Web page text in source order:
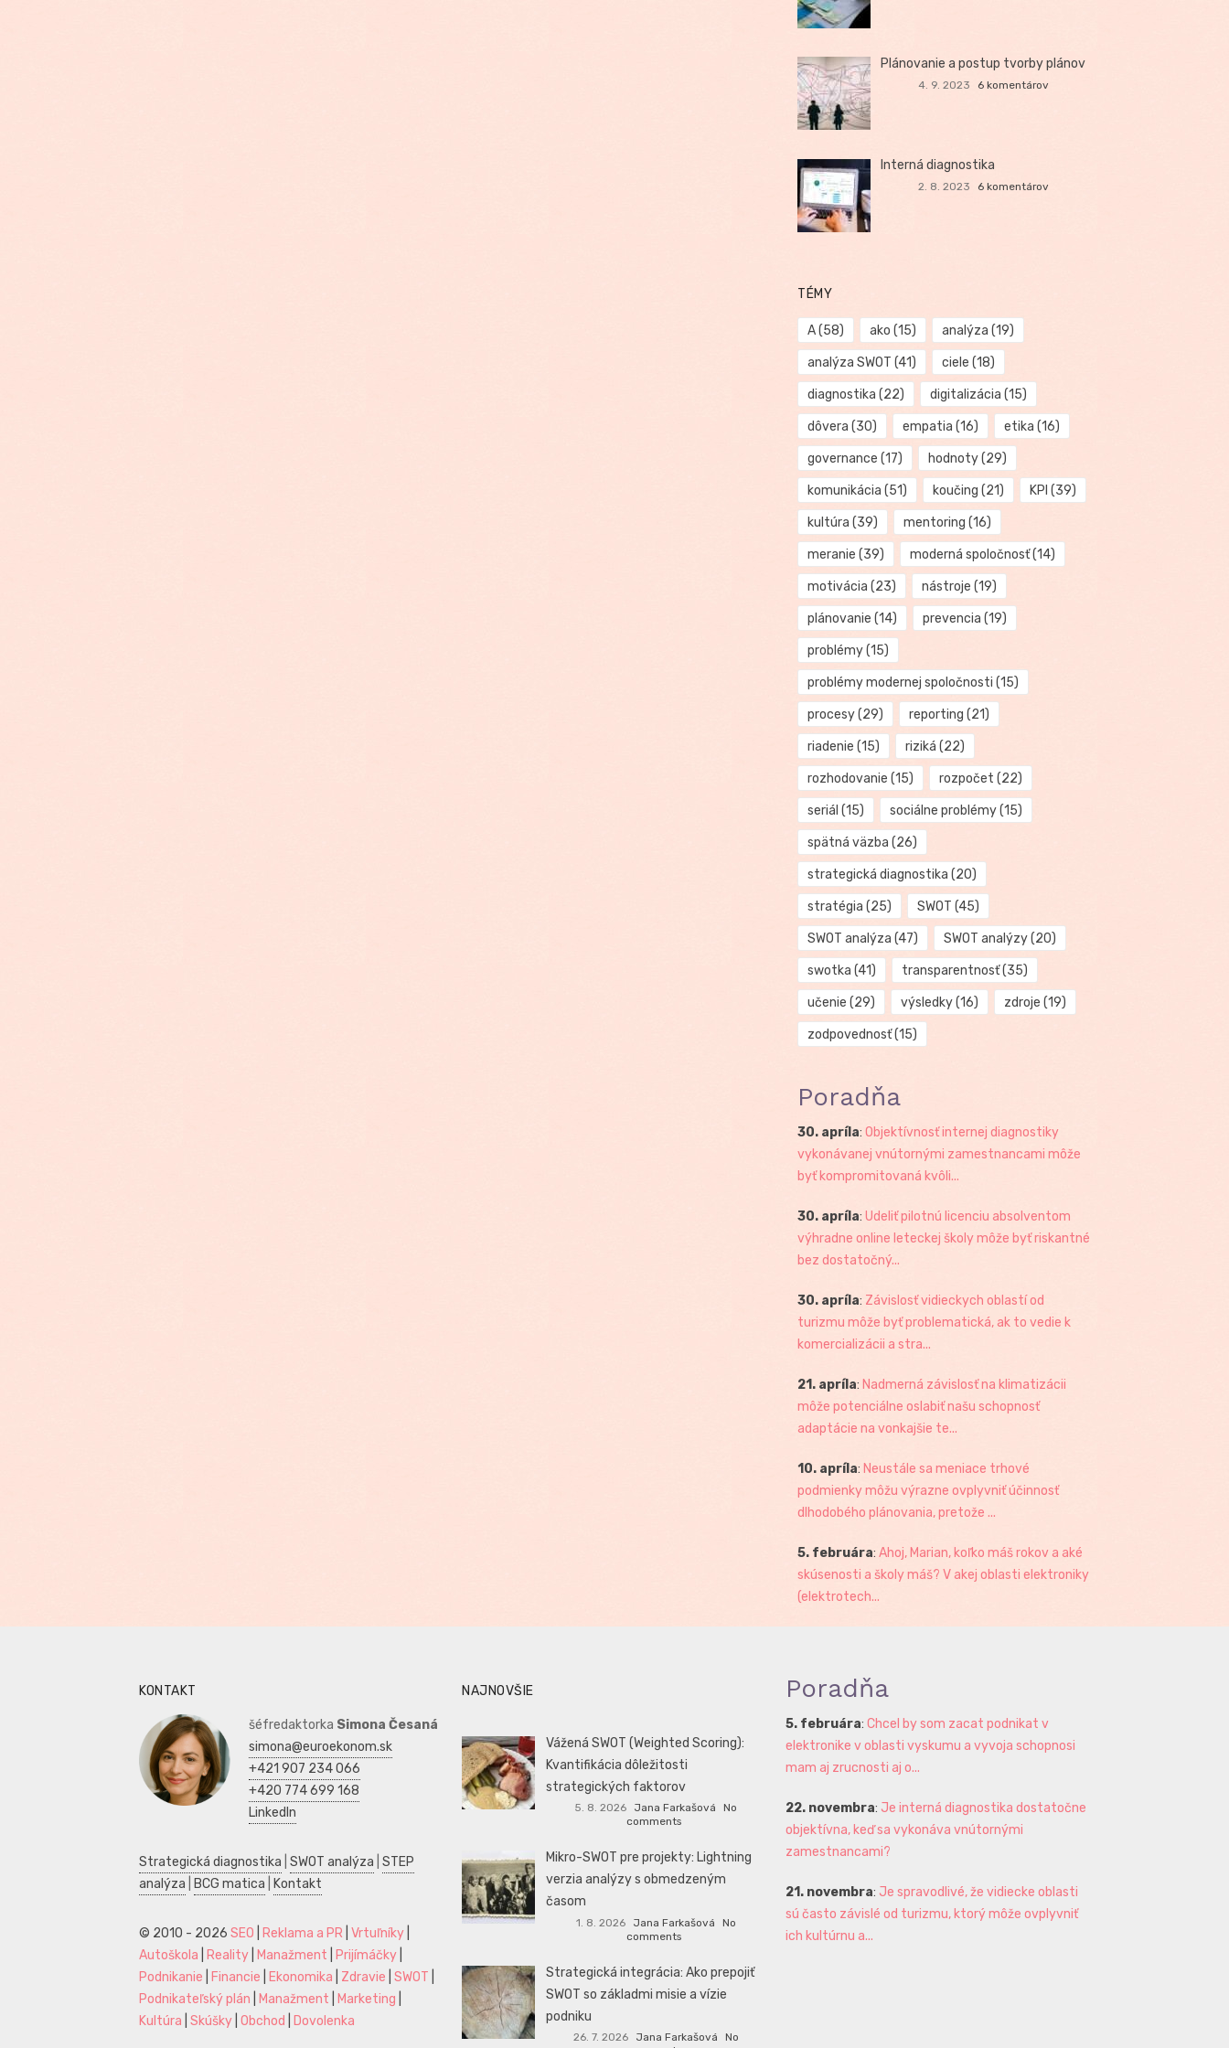
Plánovanie a postup tvorby plánov
4. 9. 2023 6 komentárov
Interná diagnostika
2. 8. 2023 6 komentárov
TÉMY
A(58) ako (15) analýza (19)
analýza SWOT (41) ciele (18)
diagnostika (22) digitalizácia (15)
dôvera (30) empatia (16) etika (16)
governance (17) hodnoty(29)
komunikácia (51) koučing (21) KPI (39)
kultúra (39) mentoring (16)
meranie (39) moderná spoločnosť(14)
motivácia (23) nástroje (19)
plánovanie (14) prevencia (19)
problémy(15)
problémy modernej spoločnosti (15)
procesy(29) reporting (21)
riadenie (15) riziká (22)
rozhodovanie (15) rozpočet (22)
seriál (15) sociálne problémy(15)
spätná väzba (26)
strategická diagnostika (20)
stratégia (25) SWOT (45)
SWOT analýza (47) SWOT analýzy(20)
swotka (41) transparentnosť(35)
učenie (29) výsledky(16) zdroje (19)
zodpovednosť(15)
Poradňa
30. apríla: Objektívnosť internej diagnostiky
vykonávanej vnútornými zamestnancami môže
byť kompromitovaná kvôli...
30. apríla: Udeliť pilotnú licenciu absolventom
výhradne online leteckej školy môže byť riskantné
bez dostatočný...
30. apríla: Závislosť vidieckych oblastí od
turizmu môže byť problematická, ak to vedie k
komercializácii a stra...
21. apríla: Nadmerná závislosť na klimatizácii
môže potenciálne oslabiť našu schopnosť
adaptácie na vonkajšie te...
10. apríla: Neustále sa meniace trhové
podmienky môžu výrazne ovplyvniť účinnosť
dlhodobého plánovania, pretože ...
5. februára: Ahoj, Marian, koľko máš rokov a aké
skúsenosti a školy máš? V akej oblasti elektroniky
(elektrotech...
KONTAKT
šéfredaktorka Simona Česaná
simona@euroekonom.sk
+421 907 234 066
+420 774 699 168
LinkedIn
Strategická diagnostika SWOT analýza STEP
analýza
BCG matica Kontakt
© 2010 - 2026 SEO Reklama a PR Vrtuľníky
Autoškola
Reality Manažment Prijímáčky
Podnikanie
Financie Ekonomika Zdravie SWOT
Podnikateľský plán
Manažment Marketing
Kultúra Skúšky Obchod Dovolenka
NAJNOVŠIE
Vážená SWOT (Weighted Scoring):
Kvantifikácia dôležitosti
strategických faktorov
5. 8. 2026 Jana Farkašová
No
comments
Mikro-SWOT pre projekty: Lightning
verzia analýzy s obmedzeným
časom
1. 8. 2026 Jana Farkašová
No
comments
Strategická integrácia: Ako prepojiť
SWOT so základmi misie a vízie
podniku
26. 7. 2026 Jana Farkašová
No
Poradňa
5. februára: Chcel by som zacat podnikat v
elektronike v oblasti vyskumu a vyvoja schopnosi
mam aj zrucnosti aj o...
22. novembra: Je interná diagnostika dostatočne
objektívna, keď sa vykonáva vnútornými
zamestnancami?
21. novembra: Je spravodlivé, že vidiecke oblasti
sú často závislé od turizmu, ktorý môže ovplyvniť
ich kultúrnu a...